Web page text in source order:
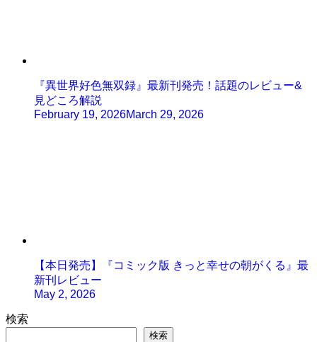
『異世界好色無双録』最新刊発売！話題のレビュー&
見どころ解説
February 19, 2026March 29, 2026
【本日発売】『コミック版 きっと幸せの朝がくる』最
新刊レビュー
May 2, 2026
検索
検索